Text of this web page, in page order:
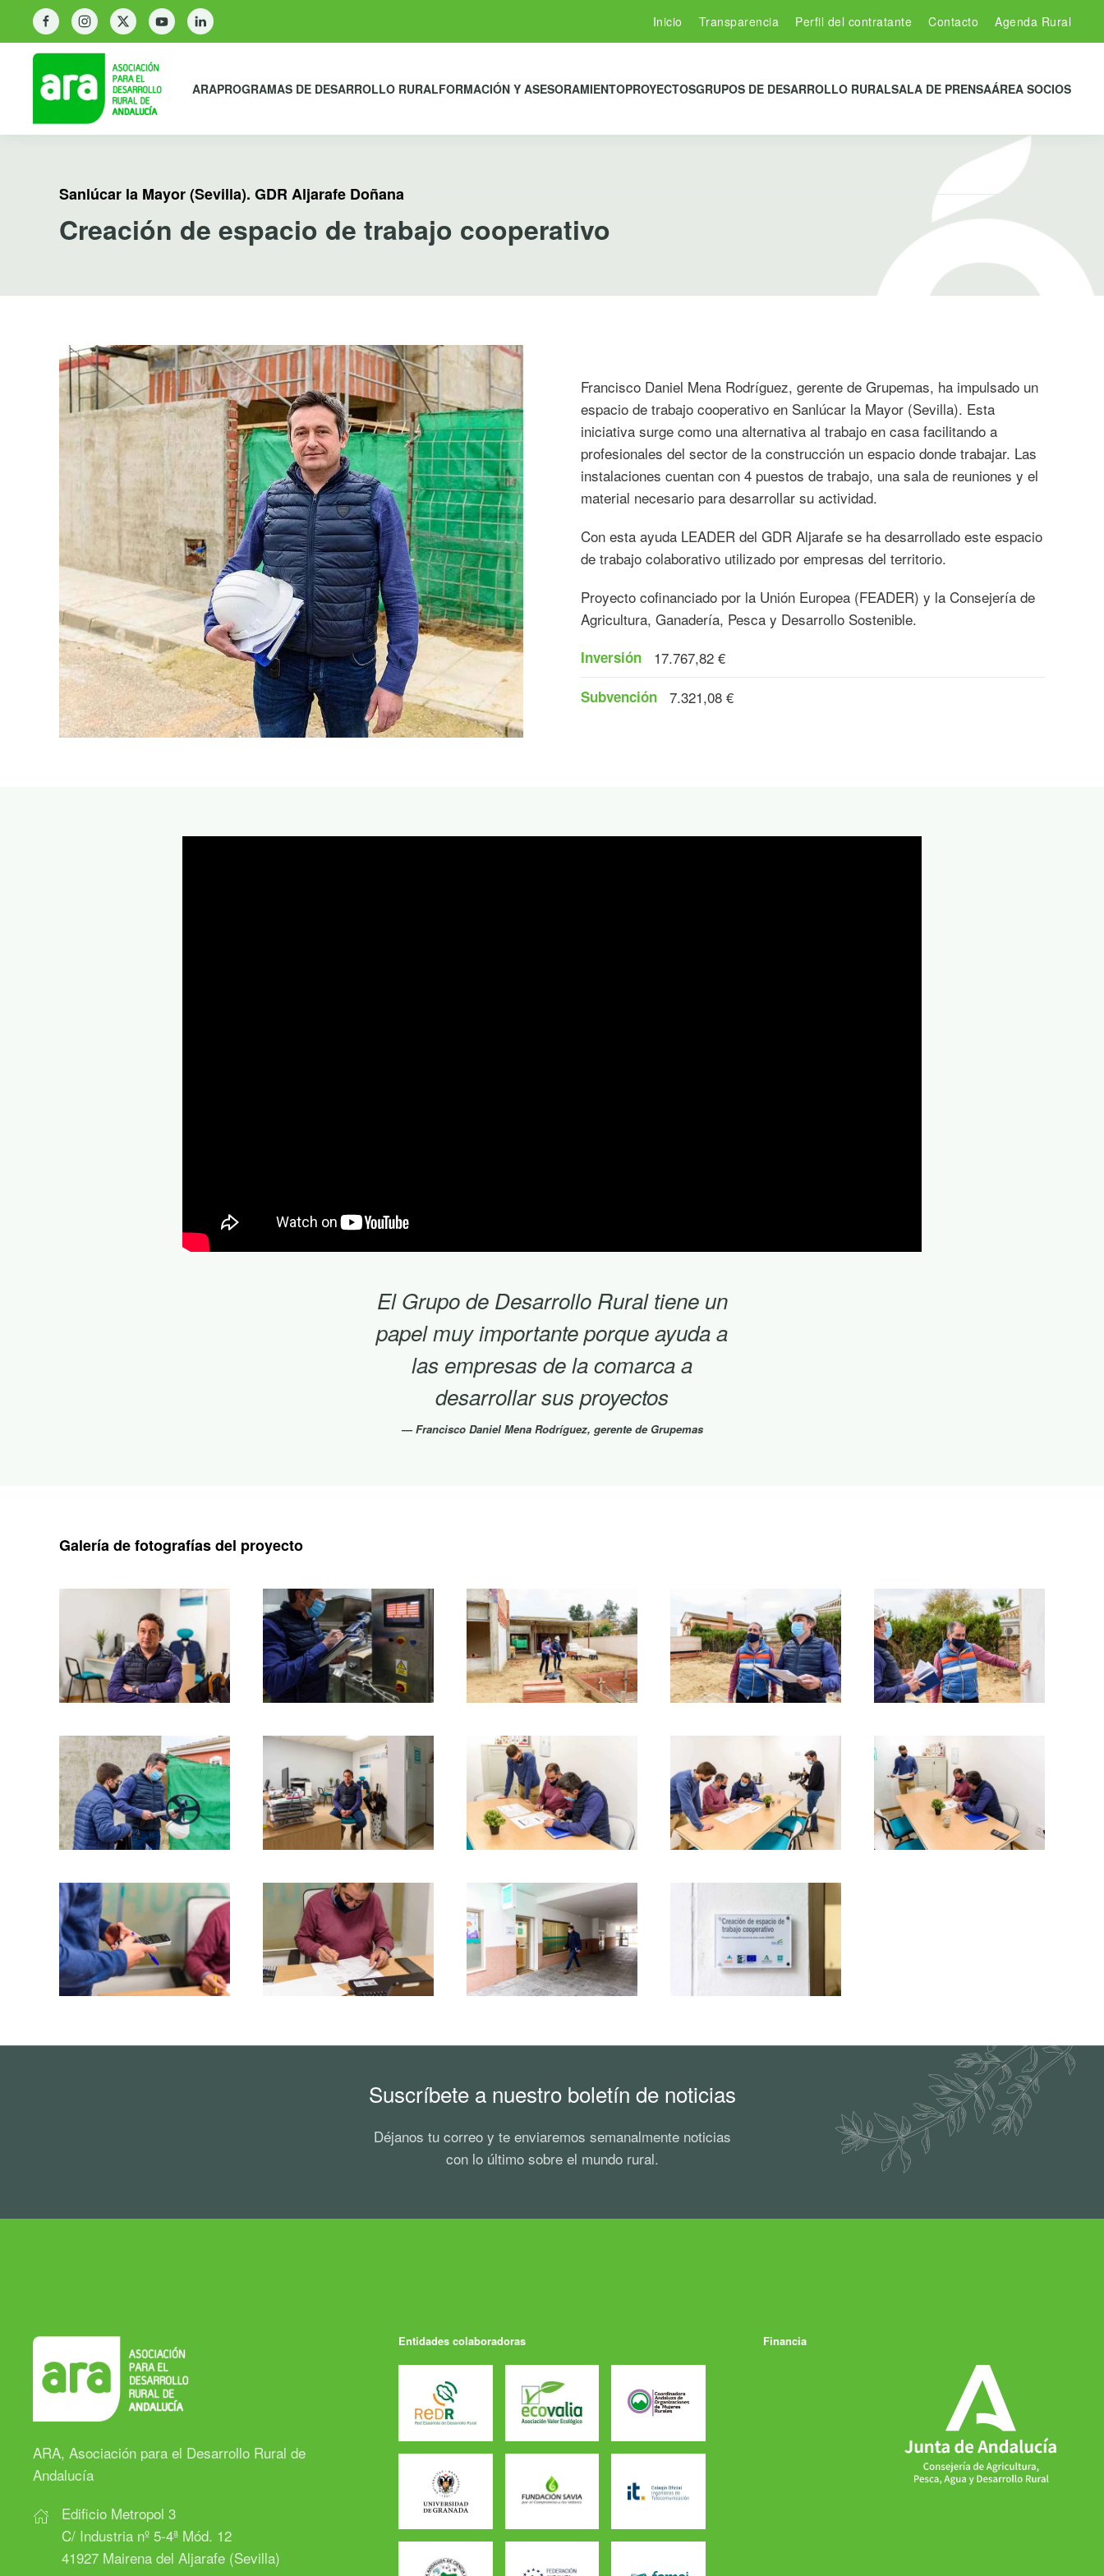
Inicio Transparencia Perfil del contratante Contacto Agenda Rural
ARAPROGRAMAS DE DESARROLLO RURALFORMACIÓN Y ASESORAMIENTOPROYECTOSGRUPOS DE DESARROLLO RURALSALA DE PRENSAÁREA SOCIOS
Sanlúcar la Mayor (Sevilla). GDR Aljarafe Doñana
Creación de espacio de trabajo cooperativo
Francisco Daniel Mena Rodríguez, gerente de Grupemas, ha impulsado un
espacio de trabajo cooperativo en Sanlúcar la Mayor (Sevilla). Esta
iniciativa surge como una alternativa al trabajo en casa facilitando a
profesionales del sector de la construcción un espacio donde trabajar. Las
instalaciones cuentan con 4 puestos de trabajo, una sala de reuniones y el
material necesario para desarrollar su actividad.
Con esta ayuda LEADER del GDR Aljarafe se ha desarrollado este espacio
de trabajo colaborativo utilizado por empresas del territorio.
Proyecto cofinanciado por la Unión Europea (FEADER) y la Consejería de
Agricultura, Ganadería, Pesca y Desarrollo Sostenible.
Inversión 17.767,82 €
Subvención 7.321,08 €
El Grupo de Desarrollo Rural tiene un
papel muy importante porque ayuda a
las empresas de la comarca a
desarrollar sus proyectos
Francisco Daniel Mena Rodríguez, gerente de Grupemas
Galería de fotografías del proyecto
Ampliar Ampliar Ampliar Ampliar Ampliar
Ampliar Ampliar Ampliar Ampliar Ampliar
Ampliar Ampliar Ampliar Ampliar
Suscríbete a nuestro boletín de noticias
Déjanos tu correo y te enviaremos semanalmente noticias
con lo último sobre el mundo rural.
ARA, Asociación para el Desarrollo Rural de
Andalucía
Edificio Metropol 3
C/ Industria nº 5-4ª Mód. 12
41927 Mairena del Aljarafe (Sevilla)
Entidades colaboradoras Financia